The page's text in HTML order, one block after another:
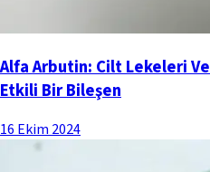
Alfa Arbutin: Cilt Lekeleri
Etkili Bir Bileşen
16 Ekim 2024